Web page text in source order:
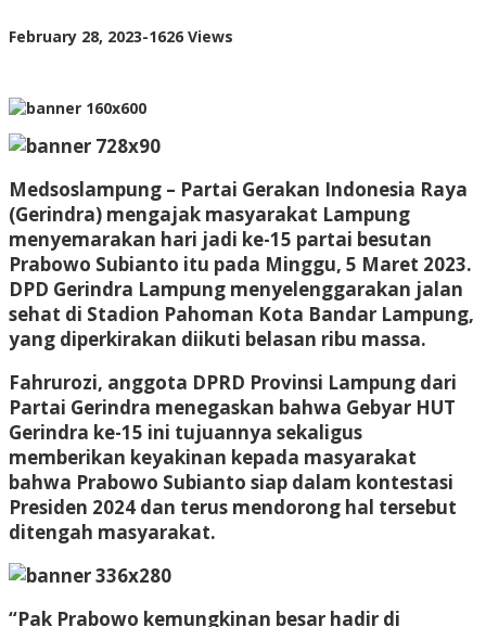
February 28, 2023by
-1626 Views
Medsoslampung – Partai Gerakan Indonesia Raya
(Gerindra) mengajak masyarakat Lampung
menyemarakan hari jadi ke-15 partai besutan
Prabowo Subianto itu pada Minggu, 5 Maret 2023.
DPD Gerindra Lampung menyelenggarakan jalan
sehat di Stadion Pahoman Kota Bandar Lampung,
yang diperkirakan diikuti belasan ribu massa.
Fahrurozi, anggota DPRD Provinsi Lampung dari
Partai Gerindra menegaskan bahwa Gebyar HUT
Gerindra ke-15 ini tujuannya sekaligus
memberikan keyakinan kepada masyarakat
bahwa Prabowo Subianto siap dalam kontestasi
Presiden 2024 dan terus mendorong hal tersebut
ditengah masyarakat.
“Pak Prabowo kemungkinan besar hadir di